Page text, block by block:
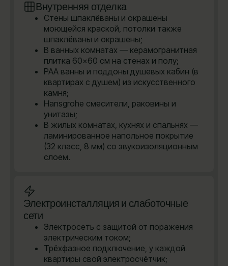
Внутренняя отделка
Стены шпаклёваны и окрашены
моющейся краской, потолки также
шпаклёваны и окрашены;
В ванных комнатах — керамогранитная
плитка 60×60 см на стенах и полу;
PAA ванны и поддоны душевых кабин (в
квартирах с душем) из искусственного
камня;
Hansgrohe cмесители, раковины и
унитазы;
В жилых комнатах, кухнях и спальнях —
ламинированное напольное покрытие
(32 класс, 8 мм) со звукоизоляционным
слоем.
Электроинсталляция и слаботочные
сети
Электросеть с защитой от поражения
электрическим током;
Трёхфазное подключение, у каждой
квартиры свой электросчётчик;